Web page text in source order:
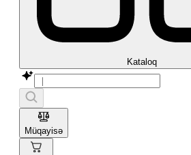
Kataloq
Müqayisə